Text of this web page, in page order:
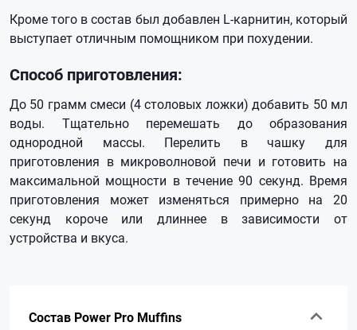
Кроме того в состав был добавлен L-карнитин, который
выступает отличным помощником при похудении.
Способ приготовления:
До 50 грамм смеси (4 столовых ложки) добавить 50 мл
воды. Тщательно перемешать до образования
однородной массы. Перелить в чашку для
приготовления в микроволновой печи и готовить на
максимальной мощности в течение 90 секунд. Время
приготовления может изменяться примерно на 20
секунд короче или длиннее в зависимости от
устройства и вкуса.
Состав Power Pro Muffins